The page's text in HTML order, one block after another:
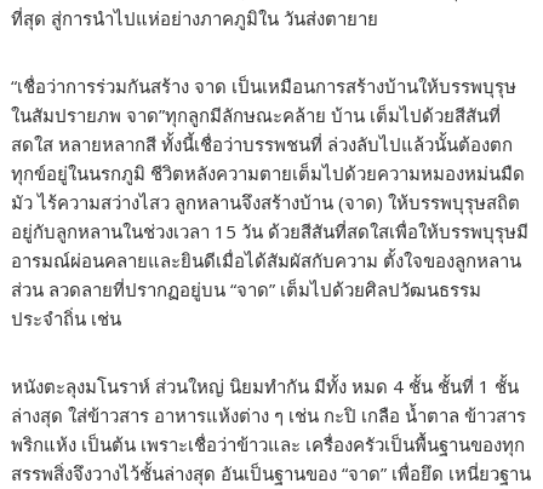
ที่สุด สู่การนำไปแห่อย่างภาคภูมิใน วันส่งตายาย
“เชื่อว่าการร่วมกันสร้าง จาด เป็นเหมือนการสร้างบ้านให้บรรพบุรุษ
ในสัมปรายภพ จาด”ทุกลูกมีลักษณะคล้าย บ้าน เต็มไปด้วยสีสันที่
สดใส หลายหลากสี ทั้งนี้เชื่อว่าบรรพชนที่ ล่วงลับไปแล้วนั้นต้องตก
ทุกข์อยู่ในนรกภูมิ ชีวิตหลังความตายเต็มไปด้วยความหมองหม่นมืด
มัว ไร้ความสว่างไสว ลูกหลานจึงสร้างบ้าน (จาด) ให้บรรพบุรุษสถิต
อยู่กับลูกหลานในช่วงเวลา 15 วัน ด้วยสีสันที่สดใสเพื่อให้บรรพบุรุษมี
อารมณ์ผ่อนคลายและยินดีเมื่อได้สัมผัสกับความ ตั้งใจของลูกหลาน
ส่วน ลวดลายที่ปรากฏอยู่บน “จาด” เต็มไปด้วยศิลปวัฒนธรรม
ประจำถิ่น เช่น
หนังตะลุงมโนราห์ ส่วนใหญ่ นิยมทำกัน มีทั้ง หมด 4 ชั้น ชั้นที่ 1 ชั้น
ล่างสุด ใส่ข้าวสาร อาหารแห้งต่าง ๆ เช่น กะปิ เกลือ น้ำตาล ข้าวสาร
พริกแห้ง เป็นต้น เพราะเชื่อว่าข้าวและ เครื่องครัวเป็นพื้นฐานของทุก
สรรพสิ่งจึงวางไว้ชั้นล่างสุด อันเป็นฐานของ “จาด” เพื่อยึด เหนี่ยวฐาน